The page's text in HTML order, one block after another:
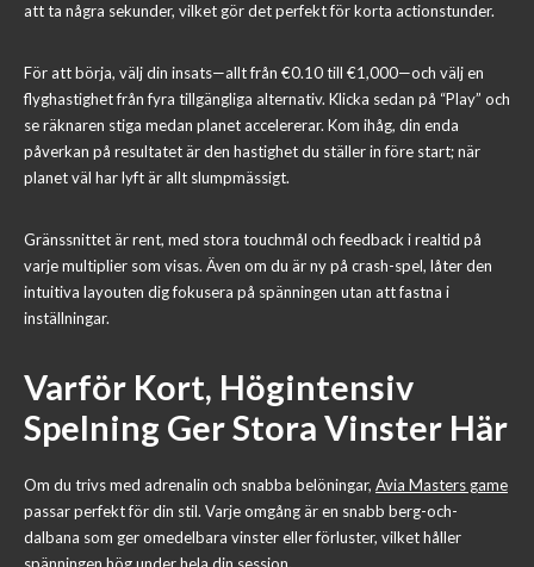
att ta några sekunder, vilket gör det perfekt för korta actionstunder.
För att börja, välj din insats—allt från €0.10 till €1,000—och välj en
flyghastighet från fyra tillgängliga alternativ. Klicka sedan på “Play” och
se räknaren stiga medan planet accelererar. Kom ihåg, din enda
påverkan på resultatet är den hastighet du ställer in före start; när
planet väl har lyft är allt slumpmässigt.
Gränssnittet är rent, med stora touchmål och feedback i realtid på
varje multiplier som visas. Även om du är ny på crash-spel, låter den
intuitiva layouten dig fokusera på spänningen utan att fastna i
inställningar.
Varför Kort, Högintensiv
Spelning Ger Stora Vinster Här
Om du trivs med adrenalin och snabba belöningar, Avia Masters game
passar perfekt för din stil. Varje omgång är en snabb berg-och-
dalbana som ger omedelbara vinster eller förluster, vilket håller